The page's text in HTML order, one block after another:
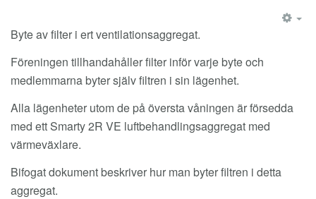
Byte av filter i ert ventilationsaggregat.
Föreningen tillhandahåller filter inför varje byte och
medlemmarna byter själv filtren i sin lägenhet.
Alla lägenheter utom de på översta våningen är försedda
med ett Smarty 2R VE luftbehandlingsaggregat med
värmeväxlare.
Bifogat dokument beskriver hur man byter filtren i detta
aggregat.